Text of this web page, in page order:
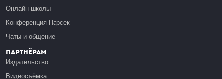
Онлайн-школы
Конференция Парсек
Чаты и общение
Партнёрам
Издательство
Видеосъёмка